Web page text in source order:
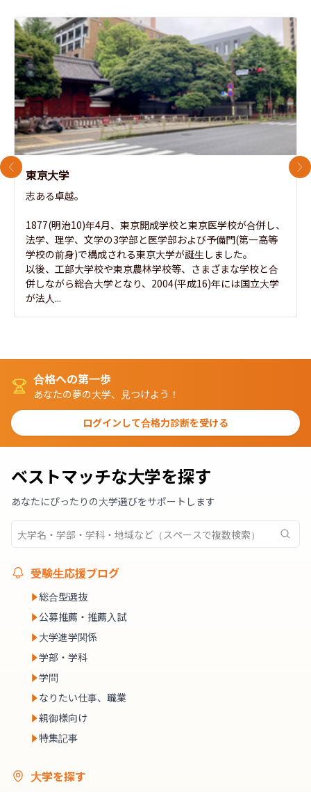
東京大学
志ある卓越。
1877(明治10)年4月、東京開成学校と東京医学校が合併し、
法学、理学、文学の3学部と医学部および予備門(第一高等
学校の前身)で構成される東京大学が誕生しました。
以後、工部大学校や東京農林学校等、さまざまな学校と合
併しながら総合大学となり、2004(平成16)年には国立大学
が法人...
前のスライド 次
合格への第一歩
あなたの夢の大学、見つけよう！
ログインして合格力診断を受ける
ベストマッチな大学を探す
あなたにぴったりの大学選びをサポートします
受験生応援ブログ
総合型選抜
公募推薦・推薦入試
大学進学関係
学部・学科
学問
なりたい仕事、職業
親御様向け
特集記事
大学を探す